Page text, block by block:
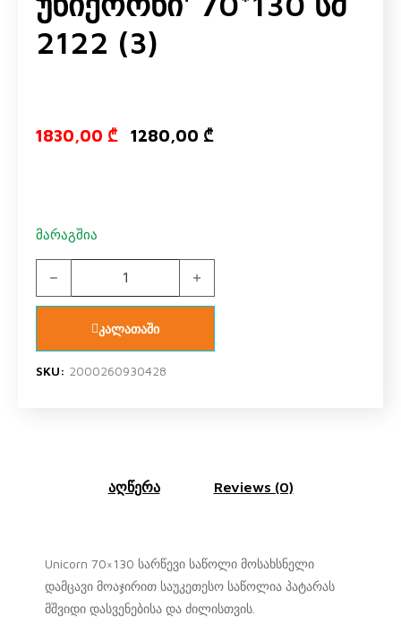
2122 (3)
1830,00 ₾ Original
1280,00 ₾Current
მარაგშია
საწოლი საბავშვო ოთახი 'ერგო უნიქორნი' 70*130 სმ
კალათაში
SKU: 2000260930428
აღწერა Reviews (0)
Unicorn 70×130 სარწევი საწოლი მოსახსნელი
დამცავი მოაჯირით საუკეთესო საწოლია პატარას
მშვიდი დასვენებისა და ძილისთვის.